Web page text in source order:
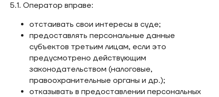
5.1. Оператор вправе:
отстаивать свои интересы в суде;
предоставлять персональные данные
субъектов третьим лицам, если это
предусмотрено действующим
законодательством (налоговые,
правоохранительные органы и др.);
отказывать в предоставлении персональных